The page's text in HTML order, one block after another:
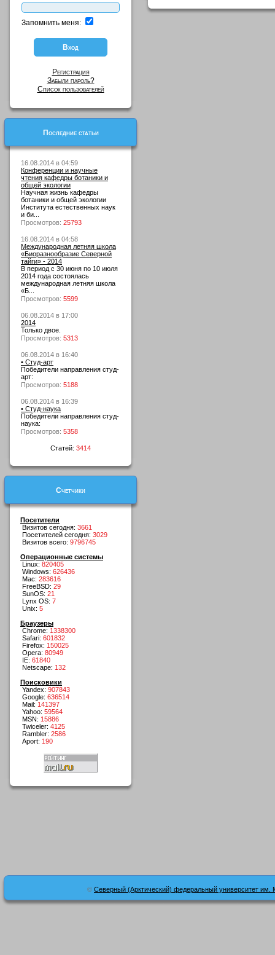
Запомнить меня:
Регистрация
Забыли пароль?
Список пользователей
Последние статьи
16.08.2014 в 04:59
Конференции и научные
чтения кафедры ботаники и
общей экологии
Научная жизнь кафедры
ботаники и общей экологии
Института естественных наук
и би...
Просмотров: 25793
16.08.2014 в 04:58
Международная летняя школа
«Биоразнообразие Северной
тайги» - 2014
В период с 30 июня по 10 июля
2014 года состоялась
международная летняя школа
«Б...
Просмотров: 5599
06.08.2014 в 17:00
2014
Только двое.
Просмотров: 5313
06.08.2014 в 16:40
• Студ-арт
Победители направления студ-
арт:
Просмотров: 5188
06.08.2014 в 16:39
• Студ-наука
Победители направления студ-
наука:
Просмотров: 5358
Статей: 3414
Счетчики
Посетители
Визитов сегодня: 3661
Посетителей сегодня: 3029
Визитов всего: 9796745
Операционные системы
Linux: 820405
Windows: 626436
Mac: 283616
FreeBSD: 29
SunOS: 21
Lynx OS: 7
Unix: 5
Браузеры
Chrome: 1338300
Safari: 601832
Firefox: 150025
Opera: 80949
IE: 61840
Netscape: 132
Поисковики
Yandex: 907843
Google: 636514
Mail: 141397
Yahoo: 59564
MSN: 15886
Twiceler: 4125
Rambler: 2586
Aport: 190
© Северный (Арктический) федеральный университет